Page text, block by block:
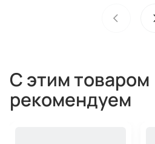
С этим товаром
рекомендуем